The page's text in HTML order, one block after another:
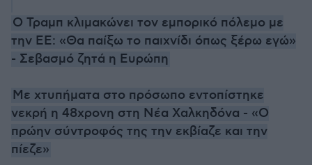
Ο Τραμπ κλιμακώνει τον εμπορικό πόλεμο με
την ΕΕ: «Θα παίξω το παιχνίδι όπως ξέρω εγώ»
- Σεβασμό ζητά η Ευρώπη
Με χτυπήματα στο πρόσωπο εντοπίστηκε
νεκρή η 48χρονη στη Νέα Χαλκηδόνα - «Ο
πρώην σύντροφός της την εκβίαζε και την
πίεζε»